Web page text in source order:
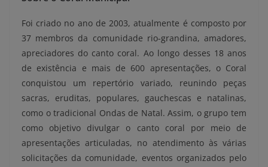
Foi criado no ano de 2003, atualmente é composto por
37 membros da comunidade rio-grandina, amadores,
apreciadores do canto coral. Ao longo desses 18 anos
de existência e mais de 600 apresentações, o Coral
conquistou um repertório variado, reunindo peças
sacras, eruditas, populares, gauchescas e natalinas,
como o tradicional Ondas de Natal. Assim, o grupo tem
como objetivo divulgar o canto coral por meio de
apresentações articuladas, no atendimento às várias
solicitações da comunidade, eventos organizados pelo